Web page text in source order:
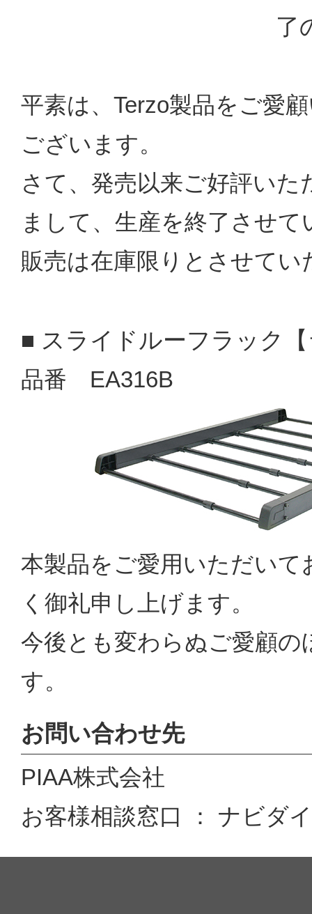
了
平素は、Terzo製品をご愛
ございます。
さて、発売以来ご好評い
まして、生産を終了させ
販売は在庫限りとさせてい
■ スライドルーフラック
品番 EA316B
本製品をご愛用いただい
く御礼申し上げます。
今後とも変わらぬご愛顧
す。
お問い合わせ先
PIAA株式会社
お客様相談窓口 ： ナビダ